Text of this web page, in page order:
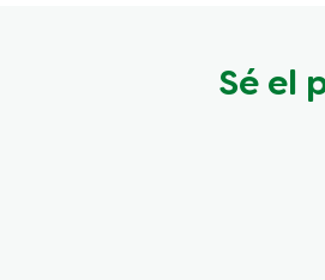
Sé el